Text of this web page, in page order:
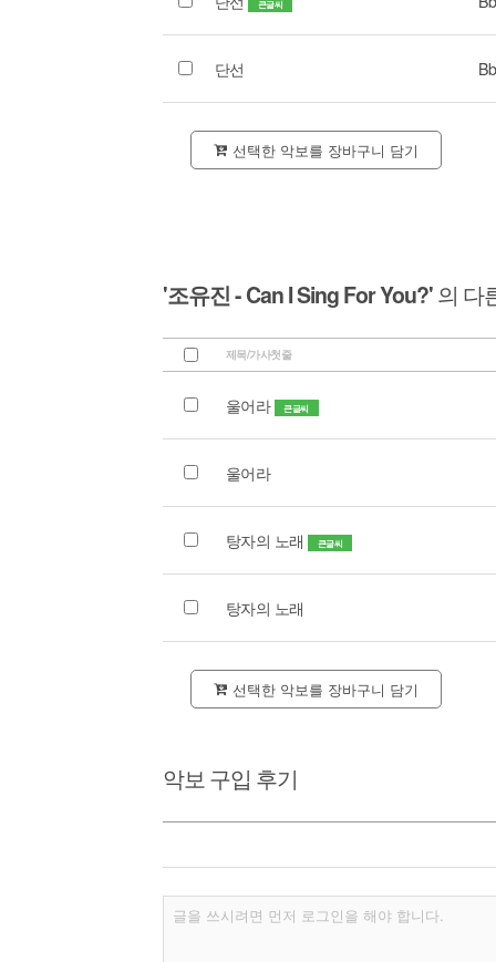
큰글씨
단선
선택한 악보를 장바구니 담기
'조유진 - Can I Sing For You?'의 다
제목/가사첫줄
울어라 큰글씨
울어라
탕자의 노래 큰글씨
탕자의 노래
선택한 악보를 장바구니 담기
악보 구입 후기